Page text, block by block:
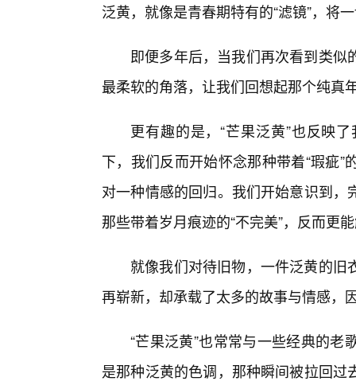
泛黄，就像是青春期特有的“滤镜”，将
即便多年后，当我们再次看到类
最柔软的角落，让我们回想起那个纯真
更有趣的是，“芒果泛黄”也反映
下，我们反而开始怀念那种带着“瑕疵
对一种情感的回归。我们开始意识到
那些带着岁月痕迹的“不完美”，反而更
就像我们对待旧物，一件泛黄的
再崭新，却承载了太多的故事与情感，
“芒果泛黄”也常常与一些经典的
是那种泛黄的色调，那种瞬间被拉回